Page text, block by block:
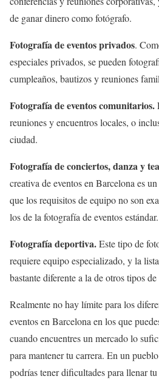
de ganar dinero como fotógrafo.
Fotografía de eventos privados.
especiales privados, se pueden
cumpleaños, bautizos y reuniones
Fotografía de eventos comunitarios.
reuniones y encuentros locales, o
ciudad.
Fotografía de conciertos, danza y
creativa de eventos en Barcelona es
que los requisitos de equipo no son
los de la fotografía de eventos estándar.
Fotografía deportiva.Este tipo de
requiere equipo especializado, y la
bastante diferente a la de otros tipos
Realmente no hay límite para los
eventos en Barcelona en los que
cuando encuentres un mercado lo
para mantener tu carrera. En un
podrías tener dificultades para llenar